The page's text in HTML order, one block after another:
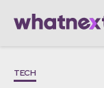
TECH